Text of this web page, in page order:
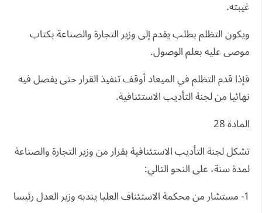
غيبته.
ويكون التظلم بطلب يقدم إلى وزير التجارة والصناعة بكتاب
موصى عليه بعلم الوصول.
فإذا قدم التظلم في الميعاد أوقف تنفيذ القرار حتى يفصل فيه
نهائيا من لجنة التأديب الاستئنافية.
المادة 28
تشكل لجنة التأديب الاستئنافية بقرار من وزير التجارة والصناعة
لمدة سنة، على النحو التالي:
1- مستشار من محكمة الاستئناف العليا يندبه وزير العدل رئيسا